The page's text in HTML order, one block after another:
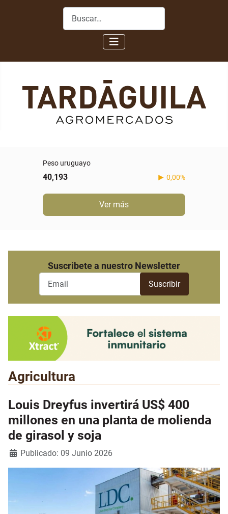
Buscar
Peso uruguayo
40,193 0,00%
Ver más
Suscribete a nuestro Newsletter
Agricultura
Louis Dreyfus invertirá US$ 400
millones en una planta de molienda
de girasol y soja
Detalles
Publicado: 09 Junio 2026